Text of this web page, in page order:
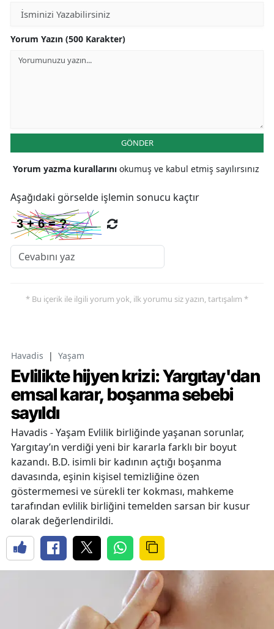
Yorum Yazın (500 Karakter)
GÖNDER
Yorum yazma kurallarını okumuş ve kabul etmiş sayılırsınız
Aşağıdaki görselde işlemin sonucu kaçtır
* Bu içerik ile ilgili yorum yok, ilk yorumu siz yazın, tartışalım *
Havadis | Yaşam
Evlilikte hijyen krizi: Yargıtay'dan
emsal karar, boşanma sebebi
sayıldı
Havadis - Yaşam Evlilik birliğinde yaşanan sorunlar,
Yargıtay’ın verdiği yeni bir kararla farklı bir boyut
kazandı. B.D. isimli bir kadının açtığı boşanma
davasında, eşinin kişisel temizliğine özen
göstermemesi ve sürekli ter kokması, mahkeme
tarafından evlilik birliğini temelden sarsan bir kusur
olarak değerlendirildi.